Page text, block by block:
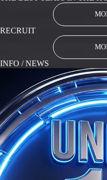
RECRUIT
INFO / NEWS